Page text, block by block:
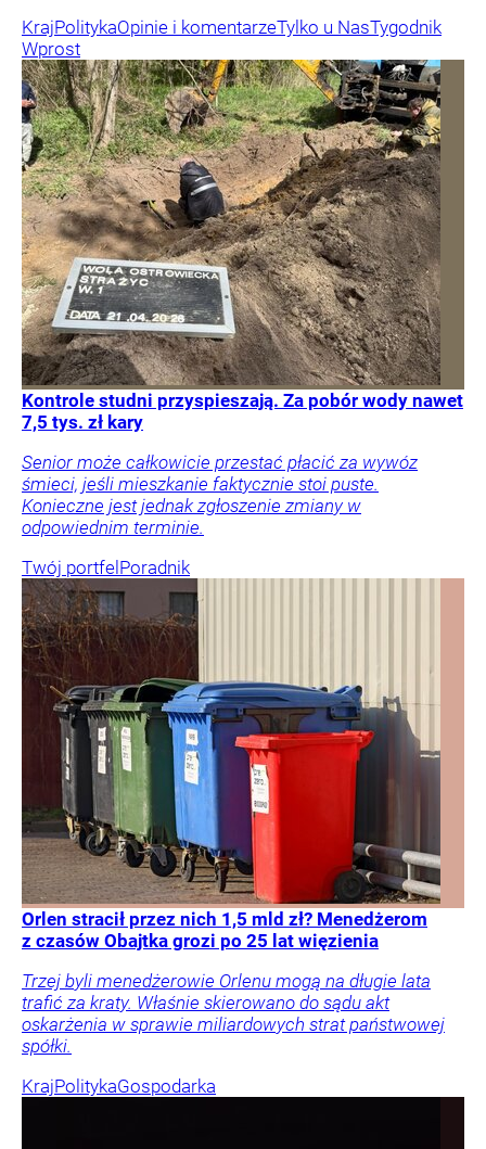
KrajPolitykaOpinie i komentarzeTylko u NasTygodnik
Wprost
Kontrole studni przyspieszają. Za pobór wody nawet
7,5 tys. zł kary
Senior może całkowicie przestać płacić za wywóz
śmieci, jeśli mieszkanie faktycznie stoi puste.
Konieczne jest jednak zgłoszenie zmiany w
odpowiednim terminie.
Twój portfel Poradnik
Orlen stracił przez nich 1,5 mld zł? Menedżerom
z czasów Obajtka grozi po 25 lat więzienia
Trzej byli menedżerowie Orlenu mogą na długie lata
trafić za kraty. Właśnie skierowano do sądu akt
oskarżenia w sprawie miliardowych strat państwowej
spółki.
KrajPolitykaGospodarka